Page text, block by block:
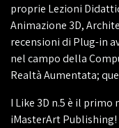
proprie Lezioni
Animazione 3D,
recensioni di Plug-in
nel campo della
Realtà Aumentata;
I Like 3D n.5 è il
iMasterArt Publishing!